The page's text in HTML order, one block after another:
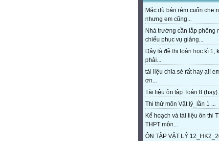
Mặc dù bán rèm cuốn che
nhưng em cũng...
Nhà trường cần lắp phông
chiếu phục vụ giảng...
Đây là đề thi toán học kì 1,
phải...
tài liệu chia sẻ rất hay ạ!!
ơn...
Tài liệu ôn tập Toán 8
Thi thử môn Vật lý_lần 1 ...
Kế hoạch và tài liệu ôn thi
THPT môn...
ÔN TẬP VẬT LÝ